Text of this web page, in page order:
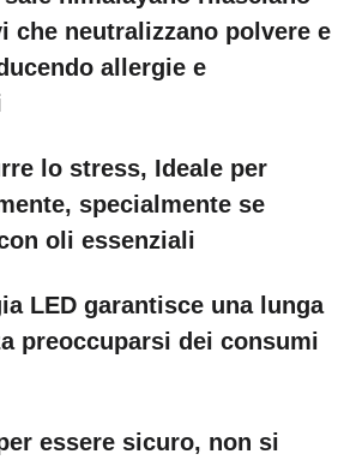
che neutralizzano polvere e
allergie e
lo stress, Ideale per
specialmente se
oli essenziali
LED garantisce una lunga
preoccuparsi dei consumi
essere sicuro, non si